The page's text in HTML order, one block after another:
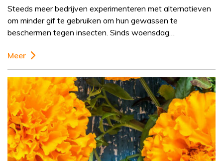
Steeds meer bedrijven experimenteren met alternatieven
om minder gif te gebruiken om hun gewassen te
beschermen tegen insecten. Sinds woensdag…
Meer